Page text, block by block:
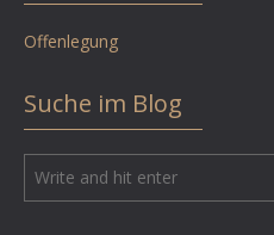
Offenlegung
Suche im Blog